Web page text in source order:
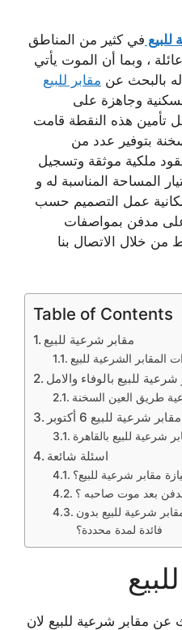
في كثير من المناطق
، وبما أن الموت يأتي
له بالبحث عن مقابر للبيع
وجاهزة على
تأمين هذه النقطة قامت
بتوفير عدد من
ملكية موثقة وتسجيل
المساحة المناسبة له و
عمل التصميم حسب
مدفن بمواصفات
خلال الاتصال بنا
Table of Contents
مقابر شرعية للبيع
المقابر الشرعية للبيع
شرعية للبيع بالوفاء والامل
طريق العين السخنة
مقابر شرعية للبيع 6 أكتوبر
شرعية للبيع بالقاهرة
اسئلة شائعة
مقابر شرعية للبيع؟
بعد موت صاحبه ؟
شرعية للبيع بدون
فائدة لمدة محددة؟
عن مقابر شرعية للبيع لان